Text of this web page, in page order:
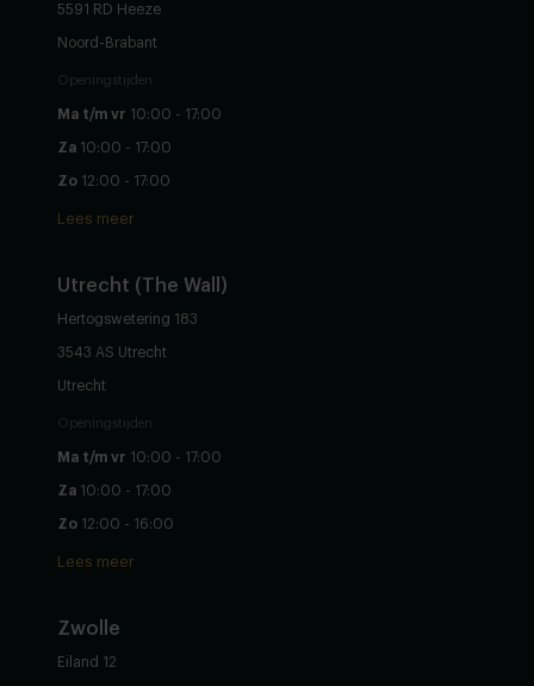
5591 RD Heeze
Noord-Brabant
Openingstijden
Ma t/m vr 10:00 - 17:00
Za 10:00 - 17:00
Zo 12:00 - 17:00
Lees meer
Utrecht (The Wall)
Hertogswetering 183
3543 AS Utrecht
Utrecht
Openingstijden
Ma t/m vr 10:00 - 17:00
Za 10:00 - 17:00
Zo 12:00 - 16:00
Lees meer
Zwolle
Eiland 12